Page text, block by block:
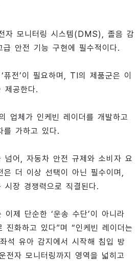
자 모니터링 시스템(DMS), 졸음 감
안전 기능 구현에 필수적이다.
퓨전’이 필요하며, TI의 제품군은 이
제공한다.
업체가 인케빈 레이더를 개발하고
를 가하고 있다.
넘어, 자동차 안전 규제와 소비자 요
더 이상 선택이 아닌 필수이며,
장 경쟁력으로 직결된다.
이제 단순한 ‘운송 수단’이 아니라
진화하고 있다”며 “인케빈 레이더는
석 유아 감지에서 시작해 침입 방
전자 모니터링까지 영역을 넓히고